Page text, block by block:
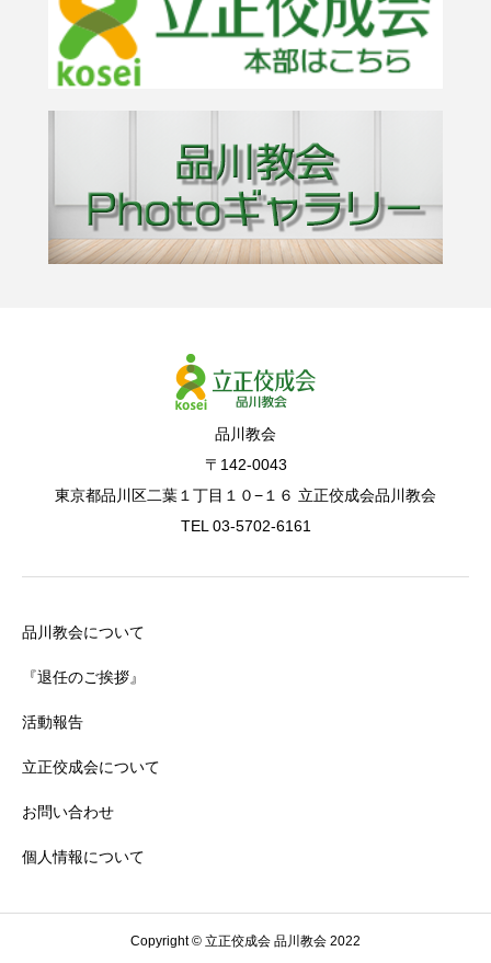
品川教会
〒142-0043
東京都品川区二葉１丁目１０−１６ 立正佼成会品川教会
TEL 03-5702-6161
品川教会について
『退任のご挨拶』
活動報告
立正佼成会について
お問い合わせ
個人情報について
Copyright © 立正佼成会 品川教会 2022